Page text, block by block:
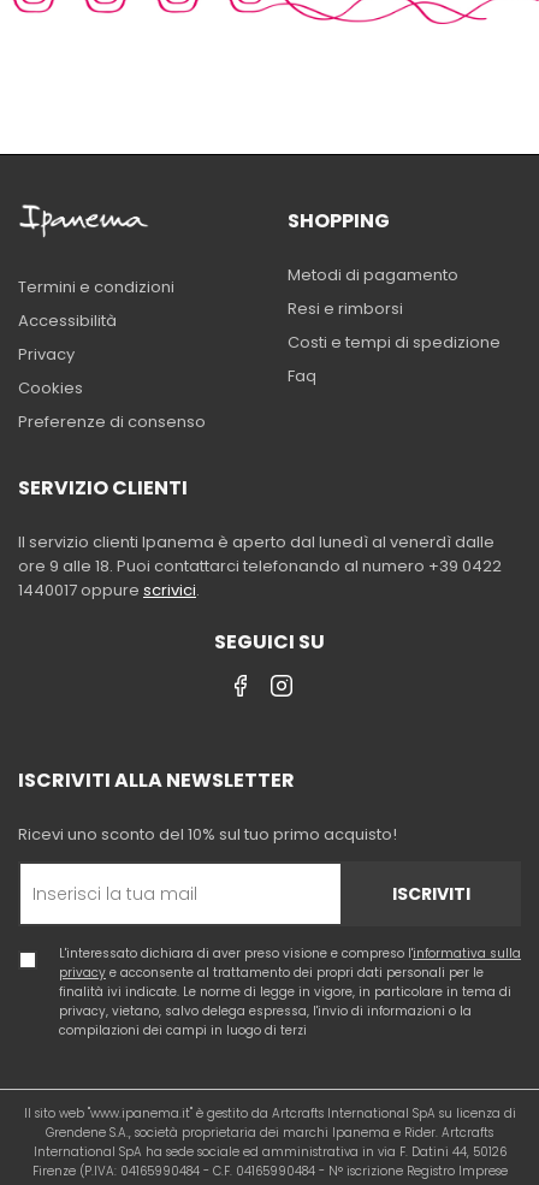
Termini e condizioni
Accessibilità
Privacy
Cookies
Preferenze di consenso
SHOPPING
Metodi di pagamento
Resi e rimborsi
Costi e tempi di spedizione
Faq
SERVIZIO CLIENTI
Il servizio clienti Ipanema è aperto dal lunedì al venerdì dalle
ore 9 alle 18. Puoi contattarci telefonando al numero +39 0422
1440017 oppure scrivici.
SEGUICI SU
ISCRIVITI ALLA NEWSLETTER
Ricevi uno sconto del 10% sul tuo primo acquisto!
ISCRIVITI
L'interessato dichiara di aver preso visione e compreso l'informativa sulla
privacy e acconsente al trattamento dei propri dati personali per le
finalità ivi indicate. Le norme di legge in vigore, in particolare in tema di
privacy, vietano, salvo delega espressa, l'invio di informazioni o la
compilazioni dei campi in luogo di terzi
Il sito web "www.ipanema.it" è gestito da Artcrafts International SpA su licenza di
Grendene S.A., società proprietaria dei marchi Ipanema e Rider. Artcrafts
International SpA ha sede sociale ed amministrativa in via F. Datini 44, 50126
Firenze (P.IVA: 04165990484 - C.F. 04165990484 - N° iscrizione Registro Imprese